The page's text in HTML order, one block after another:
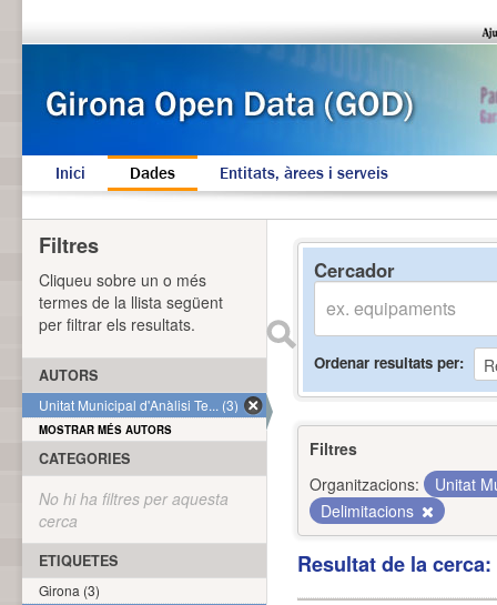
Inici Dades Entitats, àrees i serveis
Cercador
Ordenar resultats per
Filtres
Organitzacions:
Unitat
Delimitacions
Resultat de la
Filtres
Cliqueu sobre un o més
termes de la llista següent
per filtrar els resultats.
AUTORS
Unitat Municipal d'Anàlisi Te... (3)
MOSTRAR MÉS AUTORS
CATEGORIES
No hi ha filtres per aquesta
cerca
ETIQUETES
Girona (3)